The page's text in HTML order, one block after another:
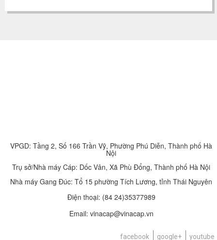
VPGD: Tầng 2, Số 166 Trần Vỹ, Phường Phú Diễn, Thành phố Hà
Nội
Trụ sở/Nhà máy Cáp: Dốc Vân, Xã Phù Đổng, Thành phố Hà Nội
Nhà máy Gang Đúc: Tổ 15 phường Tích Lương, tỉnh Thái Nguyên
Điện thoại: (84 24)35377989
Email: vinacap@vinacap.vn
facebook google+ youtube